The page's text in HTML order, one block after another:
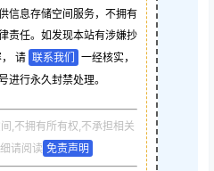
信息存储空间服务，不拥有
责任。如发现本站有涉嫌抄
请 联系我们
一经核实，
进行永久封禁处理。
,不拥有所有权,不承担相关
请阅读 免责声明